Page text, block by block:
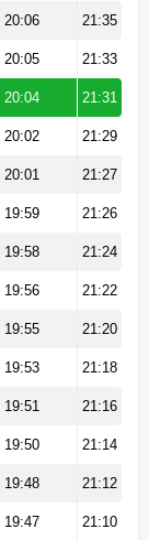
20:06 21:35
20:05 21:33
20:04 21:31
20:02 21:29
20:01 21:27
19:59 21:26
19:58 21:24
19:56 21:22
19:55 21:20
19:53 21:18
19:51 21:16
19:50 21:14
19:48 21:12
19:47 21:10